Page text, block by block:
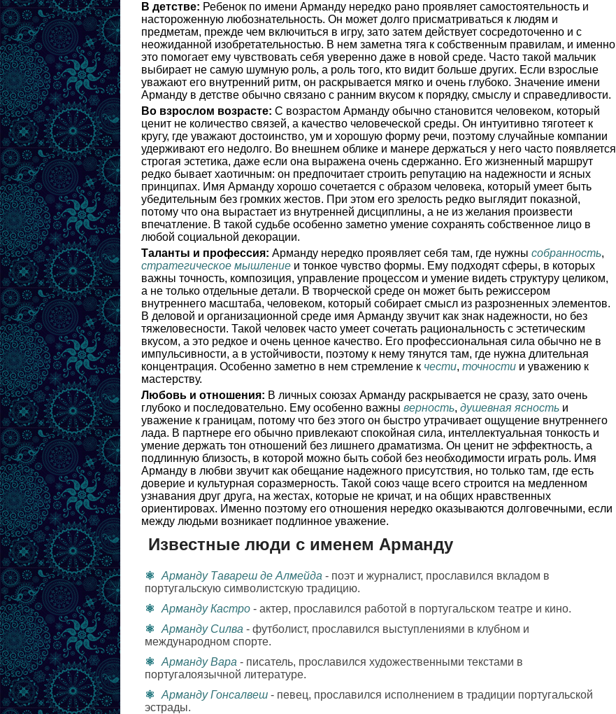
В детстве: Ребенок по имени Арманду нередко рано проявляет самостоятельность и
настороженную любознательность. Он может долго присматриваться к людям и
предметам, прежде чем включиться в игру, зато затем действует сосредоточенно и с
неожиданной изобретательностью. В нем заметна тяга к собственным правилам, и именно
это помогает ему чувствовать себя уверенно даже в новой среде. Часто такой мальчик
выбирает не самую шумную роль, а роль того, кто видит больше других. Если взрослые
уважают его внутренний ритм, он раскрывается мягко и очень глубоко. Значение имени
Арманду в детстве обычно связано с ранним вкусом к порядку, смыслу и справедливости.
Во взрослом возрасте: С возрастом Арманду обычно становится человеком, который
ценит не количество связей, а качество человеческой среды. Он интуитивно тяготеет к
кругу, где уважают достоинство, ум и хорошую форму речи, поэтому случайные компании
удерживают его недолго. Во внешнем облике и манере держаться у него часто появляется
строгая эстетика, даже если она выражена очень сдержанно. Его жизненный маршрут
редко бывает хаотичным: он предпочитает строить репутацию на надежности и ясных
принципах. Имя Арманду хорошо сочетается с образом человека, который умеет быть
убедительным без громких жестов. При этом его зрелость редко выглядит показной,
потому что она вырастает из внутренней дисциплины, а не из желания произвести
впечатление. В такой судьбе особенно заметно умение сохранять собственное лицо в
любой социальной декорации.
Таланты и профессия: Арманду нередко проявляет себя там, где нужны собранность,
стратегическое мышление и тонкое чувство формы. Ему подходят сферы, в которых
важны точность, композиция, управление процессом и умение видеть структуру целиком,
а не только отдельные детали. В творческой среде он может быть режиссером
внутреннего масштаба, человеком, который собирает смысл из разрозненных элементов.
В деловой и организационной среде имя Арманду звучит как знак надежности, но без
тяжеловесности. Такой человек часто умеет сочетать рациональность с эстетическим
вкусом, а это редкое и очень ценное качество. Его профессиональная сила обычно не в
импульсивности, а в устойчивости, поэтому к нему тянутся там, где нужна длительная
концентрация. Особенно заметно в нем стремление к чести, точности и уважению к
мастерству.
Любовь и отношения: В личных союзах Арманду раскрывается не сразу, зато очень
глубоко и последовательно. Ему особенно важны верность, душевная ясность и
уважение к границам, потому что без этого он быстро утрачивает ощущение внутреннего
лада. В партнере его обычно привлекают спокойная сила, интеллектуальная тонкость и
умение держать тон отношений без лишнего драматизма. Он ценит не эффектность, а
подлинную близость, в которой можно быть собой без необходимости играть роль. Имя
Арманду в любви звучит как обещание надежного присутствия, но только там, где есть
доверие и культурная соразмерность. Такой союз чаще всего строится на медленном
узнавания друг друга, на жестах, которые не кричат, и на общих нравственных
ориентировах. Именно поэтому его отношения нередко оказываются долговечными, если
между людьми возникает подлинное уважение.
Известные люди с именем Арманду
Арманду Тавареш де Алмейда - поэт и журналист, прославился вкладом в
португальскую символистскую традицию.
Арманду Кастро - актер, прославился работой в португальском театре и кино.
Арманду Силва - футболист, прославился выступлениями в клубном и
международном спорте.
Арманду Вара - писатель, прославился художественными текстами в
португалоязычной литературе.
Арманду Гонсалвеш - певец, прославился исполнением в традиции португальской
эстрады.